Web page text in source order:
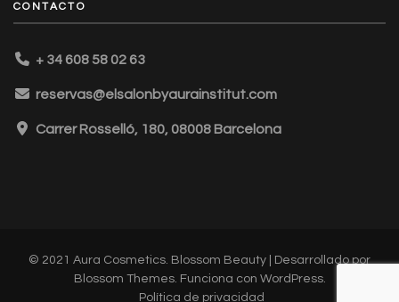
CONTACTO
+ 34 608 58 02 63
reservas@elsalonbyaurainstitut.com
Carrer Rosselló, 180, 08008 Barcelona
© 2021 Aura Cosmetics. Blossom Beauty | Desarrollado por
Blossom Themes. Funciona con WordPress.
Política de privacidad